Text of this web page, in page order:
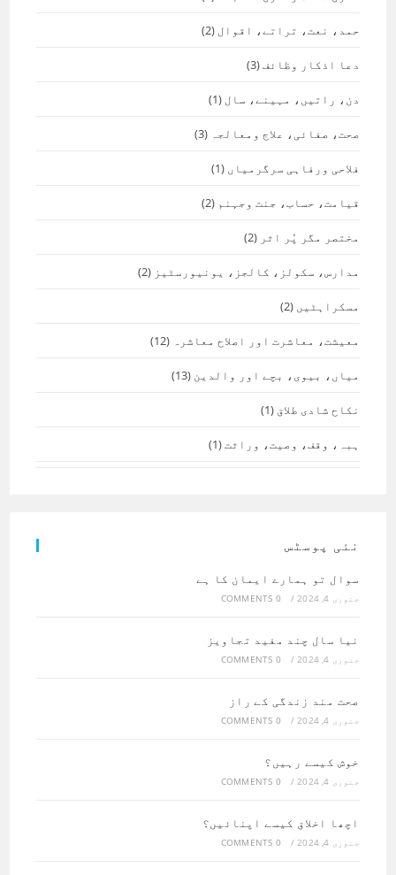
حمد، نعت، تراتے، اقوال (2)
دعا اذکار وظائف(3)
دن، راتیں، مہینے، سال (1)
صحت، صفائی، علاج ومعالجہ (3)
فلاحی ورفاہی سرگرمیاں (1)
قیامت، حساب، جنت وجہنم (2)
مختصر مگر پُر اثر (2)
مدارس، سکولز، کالجز، یونیورسٹیز (2)
مسکراہٹیں (2)
معیشت، معاشرت اور اصلاح معاشرہ (12)
میاں، بیوی، بچے اور والدین (13)
نکاح شادی طلاق (1)
ہبہ، وقف، وصیت، وراثت(1)
نئی پوسٹس
سوال تو ہمارے ایمان کا ہے
جنوری 4, 2024 /
0 COMMENTS
نیا سال چند مفید تجاویز
جنوری 4, 2024 /
0 COMMENTS
صحت مند زندگی کے راز
جنوری 4, 2024 /
0 COMMENTS
خوش کیسے رہیں؟
جنوری 4, 2024 /
0 COMMENTS
اچھا اخلاق کیسے اپنائیں؟
جنوری 4, 2024 /
0 COMMENTS